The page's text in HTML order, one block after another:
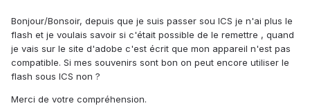
Bonjour/Bonsoir, depuis que je suis passer sou ICS je n'ai plus le
flash et je voulais savoir si c'était possible de le remettre , quand
je vais sur le site d'adobe c'est écrit que mon appareil n'est pas
compatible. Si mes souvenirs sont bon on peut encore utiliser le
flash sous ICS non ?
Merci de votre compréhension.